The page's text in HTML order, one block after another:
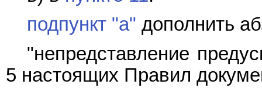
подпункт "а" дополнить
"непредставление
5 настоящих Правил